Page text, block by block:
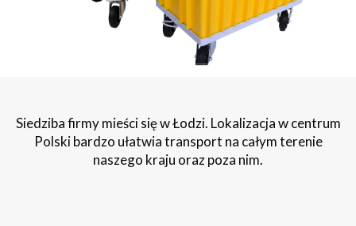
Siedziba firmy mieści się w Łodzi. Lokalizacja w centrum
Polski bardzo ułatwia transport na całym terenie
naszego kraju oraz poza nim.